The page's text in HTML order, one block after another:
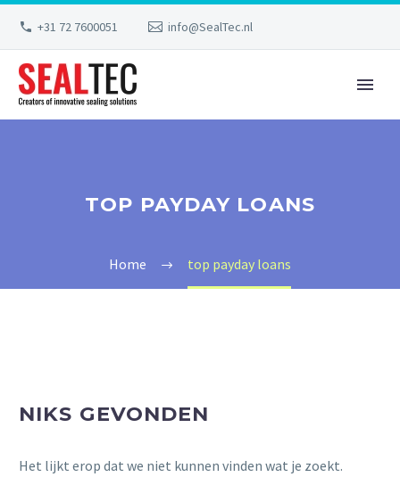
+31 72 7600051 info@SealTec.nl
TOP PAYDAY LOANS
Home top payday loans
NIKS GEVONDEN
Het lijkt erop dat we niet kunnen vinden wat je zoekt.